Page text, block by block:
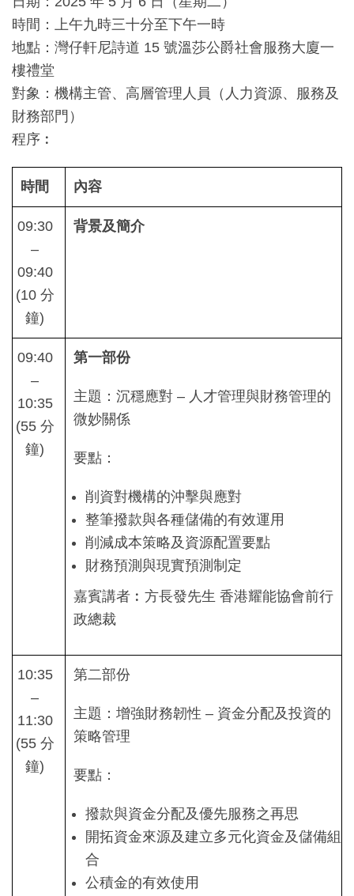
時間：上午九時三十分至下午一時
地點：灣仔軒尼詩道 15 號溫莎公爵社會服務大廈一
樓禮堂
對象：機構主管、高層管理人員（人力資源、服務及
財務部門）
程序︰
時間 內容
09:30
–
09:40
(10 分
鐘)
背景及簡介
09:40
–
10:35
(55 分
鐘)
第一部份
主題：沉穩應對 – 人才管理與財務管理的
微妙關係
要點：
削資對機構的沖擊與應對
整筆撥款與各種儲備的有效運用
削減成本策略及資源配置要點
財務預測與現實預測制定
嘉賓講者︰方長發先生 香港耀能協會前行
政總裁
10:35
–
11:30
(55 分
鐘)
第二部份
主題：增強財務韌性 – 資金分配及投資的
策略管理
要點：
撥款與資金分配及優先服務之再思
開拓資金來源及建立多元化資金及儲備組
合
公積金的有效使用